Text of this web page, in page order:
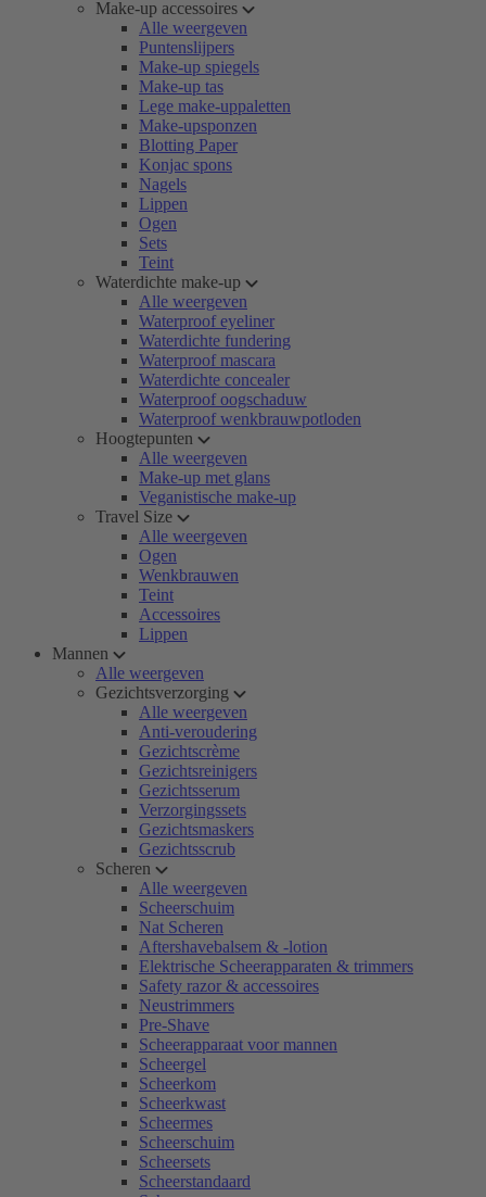
Make-up accessoires
Alle weergeven
Puntenslijpers
Make-up spiegels
Make-up tas
Lege make-uppaletten
Make-upsponzen
Blotting Paper
Konjac spons
Nagels
Lippen
Ogen
Sets
Teint
Waterdichte make-up
Alle weergeven
Waterproof eyeliner
Waterdichte fundering
Waterproof mascara
Waterdichte concealer
Waterproof oogschaduw
Waterproof wenkbrauwpotloden
Hoogtepunten
Alle weergeven
Make-up met glans
Veganistische make-up
Travel Size
Alle weergeven
Ogen
Wenkbrauwen
Teint
Accessoires
Lippen
Mannen
Alle weergeven
Gezichtsverzorging
Alle weergeven
Anti-veroudering
Gezichtscrème
Gezichtsreinigers
Gezichtsserum
Verzorgingssets
Gezichtsmaskers
Gezichtsscrub
Scheren
Alle weergeven
Scheerschuim
Nat Scheren
Aftershavebalsem & -lotion
Elektrische Scheerapparaten & trimmers
Safety razor & accessoires
Neustrimmers
Pre-Shave
Scheerapparaat voor mannen
Scheergel
Scheerkom
Scheerkwast
Scheermes
Scheerschuim
Scheersets
Scheerstandaard